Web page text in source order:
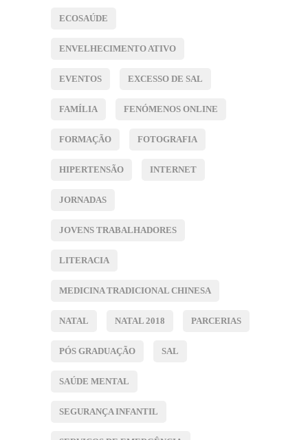
ECOSAÚDE
ENVELHECIMENTO ATIVO
EVENTOS EXCESSO DE SAL
FAMÍLIA FENÓMENOS ONLINE
FORMAÇÃO FOTOGRAFIA
HIPERTENSÃO INTERNET
JORNADAS
JOVENS TRABALHADORES
LITERACIA
MEDICINA TRADICIONAL CHINESA
NATAL NATAL 2018 PARCERIAS
PÓS GRADUAÇÃO SAL
SAÚDE MENTAL
SEGURANÇA INFANTIL